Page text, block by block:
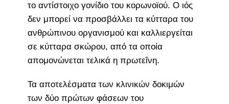
το αντίστοιχο γονίδιο του κορωνοϊού. Ο ιός
δεν μπορεί να προσβάλλει τα κύτταρα του
ανθρώπινου οργανισμού και καλλιεργείται
σε κύτταρα σκώρου, από τα οποία
απομονώνεται τελικά η πρωτεΐνη.
Τα αποτελέσματα των κλινικών δοκιμών
των δύο πρώτων φάσεων του